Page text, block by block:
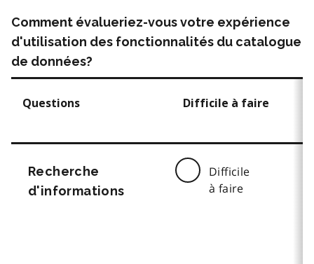
Comment évalueriez-vous votre expérience
d'utilisation des fonctionnalités du catalogue
de données?
Questions Difficile à faire
Recherche
d'informations
Difficile
à faire